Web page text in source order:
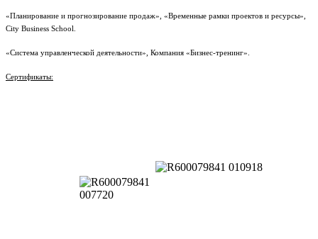
«Планирование и прогнозирование продаж», «Временные рамки проектов и ресурсы»,
City Business School.
«Система управленческой деятельности», Компания «Бизнес-тренинг».
Сертификаты: